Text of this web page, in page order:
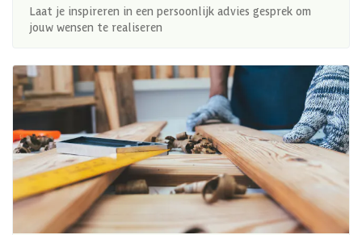
Laat je inspireren in een persoonlijk advies gesprek om
jouw wensen te realiseren